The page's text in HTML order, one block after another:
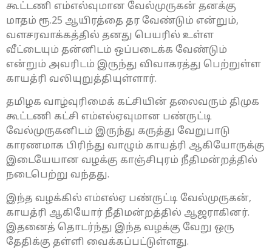
கூட்டணி எம்எல்வுமான வேல்முருகன் தனக்கு
மாதம் ரூ.25 ஆயிரத்தை தர வேண்டும் என்றும்,
வளசரவாக்கத்தில் தனது பெயரில் உள்ள
வீட்டையும் தன்னிடம் ஒப்படைக்க வேண்டும்
என்றும் அவரிடம் இருந்து விவாகரத்து பெற்றுள்ள
காயத்ரி வலியுறுத்தியுள்ளார்.
தமிழக வாழ்வுரிமைக் கட்சியின் தலைவரும் திமுக
கூட்டணி கட்சி எம்எல்ஏவுமான பண்ருட்டி
வேல்முருகனிடம் இருந்து கருத்து வேறுபாடு
காரணமாக பிரிந்து வாழும் காயத்ரி ஆகியோருக்கு
இடையேயான வழக்கு காஞ்சிபுரம் நீதிமன்றத்தில்
நடைபெற்று வந்தது.
இந்த வழக்கில் எம்எல்ஏ பண்ருட்டி வேல்முருகன்,
காயத்ரி ஆகியோர் நீதிமன்றத்தில் ஆஜராகினர்.
இதனைத் தொடர்ந்து இந்த வழக்கு வேறு ஒரு
தேதிக்கு தள்ளி வைக்கப்பட்டுள்ளது.